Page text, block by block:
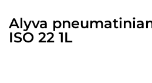
Alyva
ISO 22 1L